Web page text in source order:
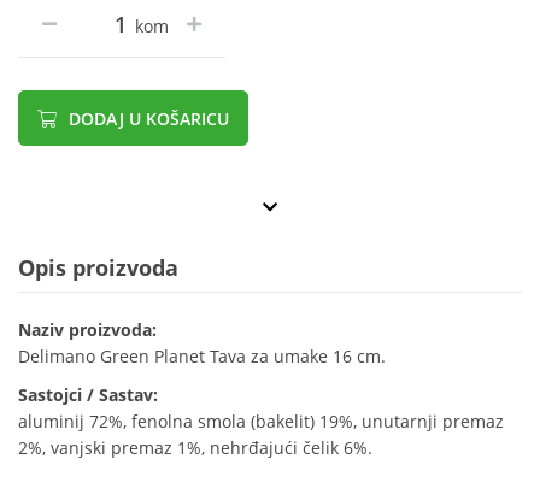
kom
DODAJ U KOŠARICU
Opis proizvoda
Naziv proizvoda:
Delimano Green Planet Tava za umake 16 cm.
Sastojci / Sastav:
aluminij 72%, fenolna smola (bakelit) 19%, unutarnji premaz
2%, vanjski premaz 1%, nehrđajući čelik 6%.